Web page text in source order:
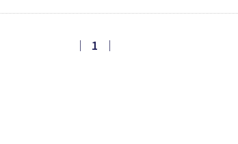
はじめにより）。令和になってますますズ
｜ 1 ｜